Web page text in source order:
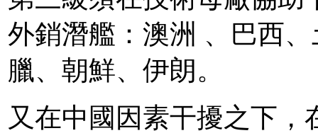
外銷潛艦：澳洲 、巴西
臘、朝鮮、伊朗。
又在中國因素干擾之下